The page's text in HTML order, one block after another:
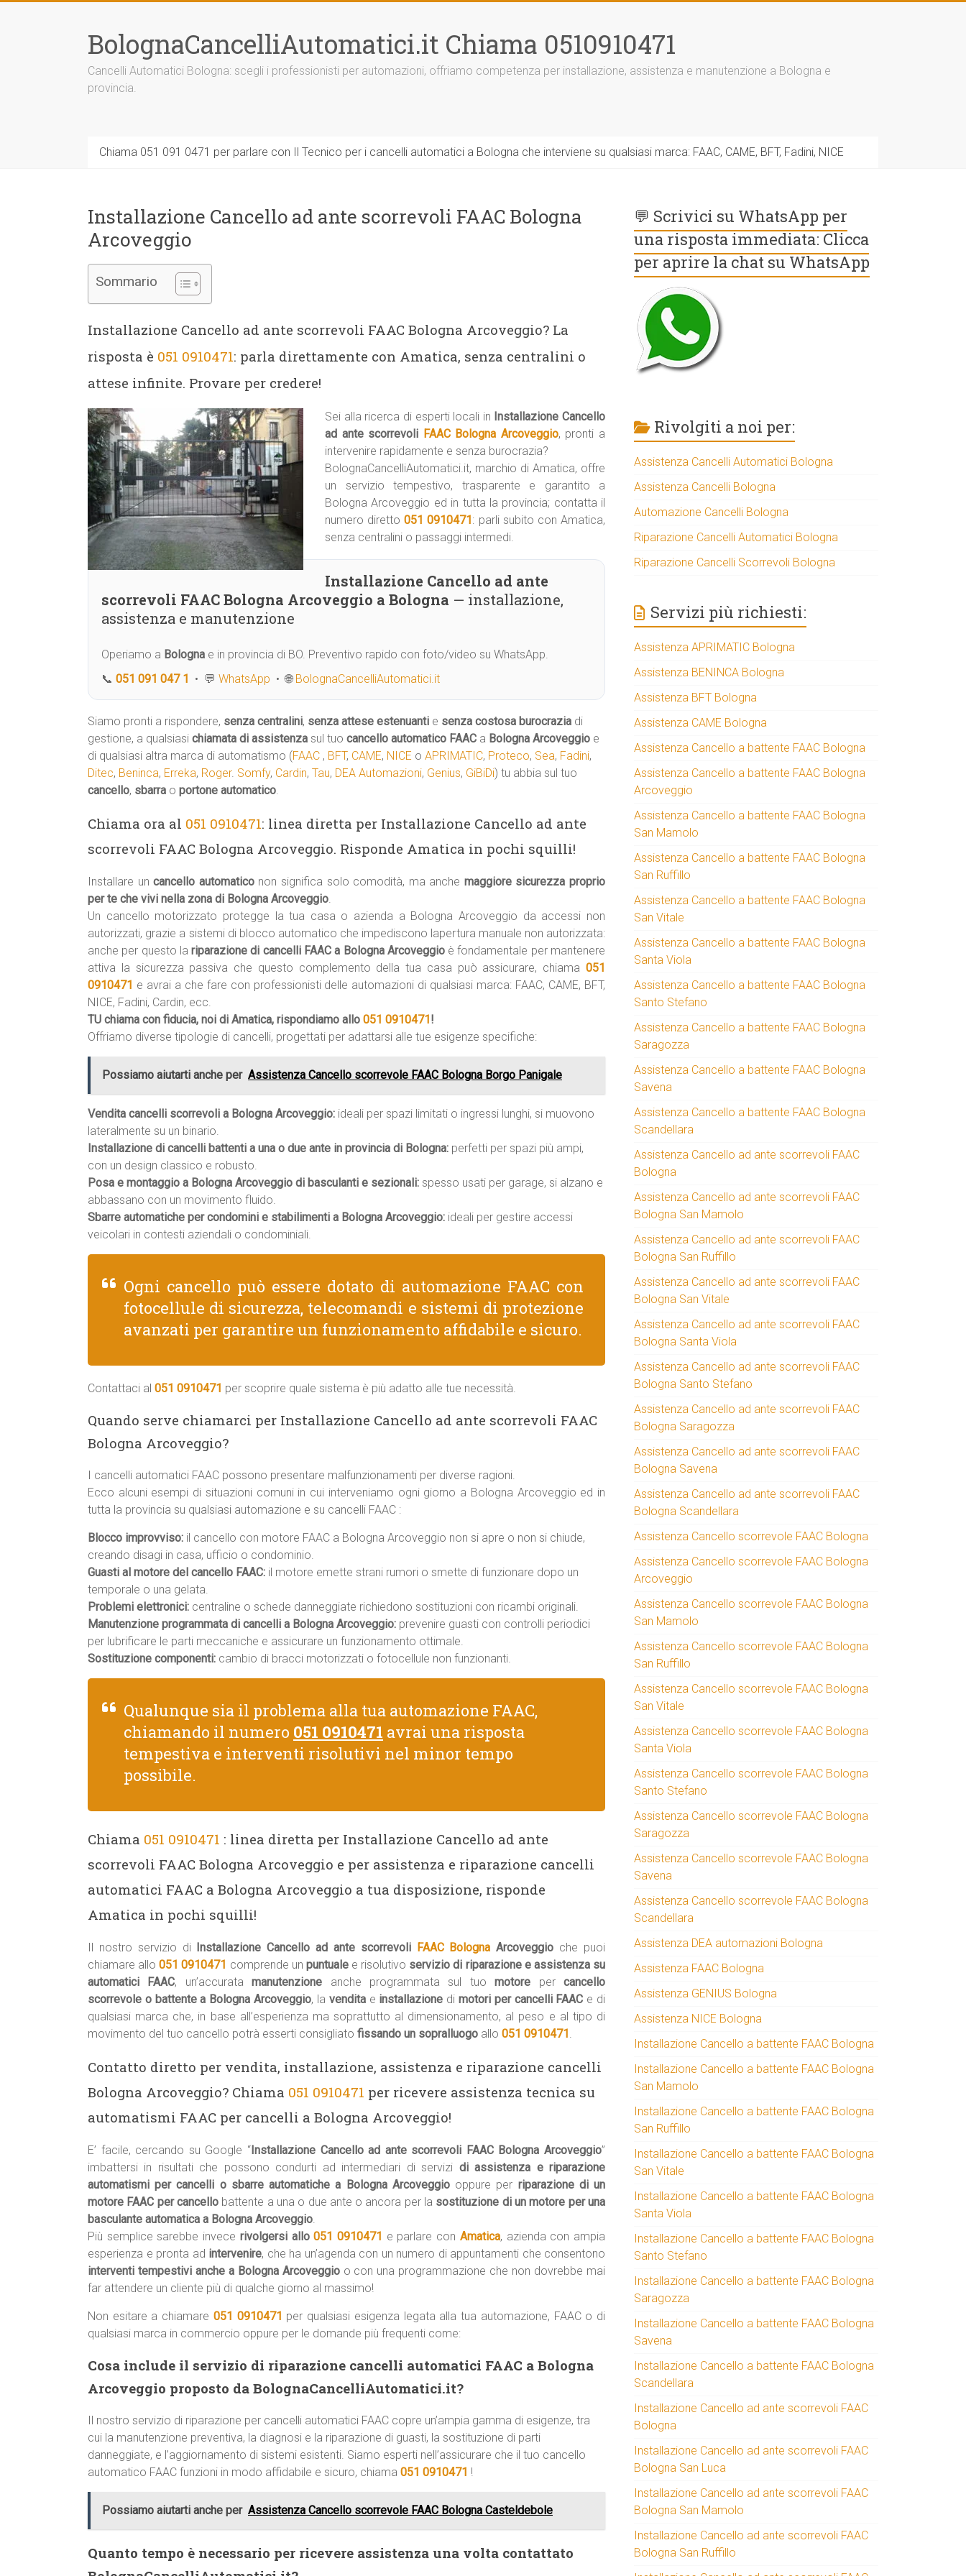
BolognaCancelliAutomatici.it Chiama 0510910471
Cancelli Automatici Bologna: scegli i professionisti per automazioni, offriamo competenza per installazione, assistenza e manutenzione a Bologna e
provincia.
Chiama 051 091 0471 per parlare con Il Tecnico per i cancelli automatici a Bologna che interviene su qualsiasi marca: FAAC, CAME, BFT, Fadini, NICE
Installazione Cancello ad ante scorrevoli FAAC Bologna
Arcoveggio
Sommario
Installazione Cancello ad ante scorrevoli FAAC Bologna Arcoveggio? La
risposta è 051 0910471: parla direttamente con Amatica, senza centralini o
attese infinite. Provare per credere!
Sei alla ricerca di esperti locali in Installazione Cancello
ad ante scorrevoli FAAC Bologna Arcoveggio, pronti a
intervenire rapidamente e senza burocrazia?
BolognaCancelliAutomatici.it, marchio di Amatica, offre
un servizio tempestivo, trasparente e garantito a
Bologna Arcoveggio ed in tutta la provincia; contatta il
numero diretto051 0910471: parli subito con Amatica,
senza centralini o passaggi intermedi.
Installazione Cancello ad ante
scorrevoli FAAC Bologna Arcoveggio a Bologna — installazione,
assistenza e manutenzione
Operiamo a Bologna e in provincia di BO. Preventivo rapido con foto/video su WhatsApp.
📞 051 091 047 1 • 💬 WhatsApp • 🌐 BolognaCancelliAutomatici.it
Siamo pronti a rispondere, senza centralini, senza attese estenuanti e senza costosa burocrazia di
gestione, a qualsiasi chiamata di assistenza sul tuo cancello automatico FAAC a Bologna Arcoveggio e
di qualsiasi altra marca di automatismo (FAAC , BFT, CAME, NICE o APRIMATIC, Proteco, Sea, Fadini,
Ditec, Beninca, Erreka, Roger. Somfy, Cardin, Tau, DEA Automazioni, Genius, GiBiDi) tu abbia sul tuo
cancello, sbarra o portone automatico.
Chiama ora al 051 0910471: linea diretta per Installazione Cancello ad ante
scorrevoli FAAC Bologna Arcoveggio. Risponde Amatica in pochi squilli!
Installare uncancello automaticonon significa solo comodità, ma anche maggiore sicurezza proprio
per te che vivi nella zona di Bologna Arcoveggio.
Un cancello motorizzato protegge la tua casa o azienda a Bologna Arcoveggio da accessi non
autorizzati, grazie a sistemi di blocco automatico che impediscono lapertura manuale non autorizzata:
anche per questo lariparazione di cancelli FAAC a Bologna Arcoveggioè fondamentale per mantenere
attiva la sicurezza passiva che questo complemento della tua casa può assicurare, chiama 051
0910471 e avrai a che fare con professionisti delle automazioni di qualsiasi marca: FAAC, CAME, BFT,
NICE, Fadini, Cardin, ecc.
TU chiama con fiducia, noi di Amatica, rispondiamo allo 051 0910471!
Offriamo diverse tipologie di cancelli, progettati per adattarsi alle tue esigenze specifiche:
Possiamo aiutarti anche per Assistenza Cancello scorrevole FAAC Bologna Borgo Panigale
Vendita cancelli scorrevoli a Bologna Arcoveggio: ideali per spazi limitati o ingressi lunghi, si muovono
lateralmente su un binario.
Installazione di cancelli battenti a una o due ante in provincia di Bologna: perfetti per spazi più ampi,
con un design classico e robusto.
Posa e montaggio a Bologna Arcoveggio di basculanti e sezionali: spesso usati per garage, si alzano e
abbassano con un movimento fluido.
Sbarre automatiche per condomini e stabilimenti a Bologna Arcoveggio: ideali per gestire accessi
veicolari in contesti aziendali o condominiali.
Ogni cancello può essere dotato di automazione FAAC con
fotocellule di sicurezza, telecomandi e sistemi di protezione
avanzati per garantire un funzionamento affidabile e sicuro.
Contattaci al 051 0910471 per scoprire quale sistema è più adatto alle tue necessità.
Quando serve chiamarci per Installazione Cancello ad ante scorrevoli FAAC
Bologna Arcoveggio?
I cancelli automatici FAAC possono presentare malfunzionamenti per diverse ragioni.
Ecco alcuni esempi di situazioni comuni in cui interveniamo ogni giorno a Bologna Arcoveggio ed in
tutta la provincia su qualsiasi automazione e su cancelli FAAC :
Blocco improvviso: il cancello con motore FAAC a Bologna Arcoveggio non si apre o non si chiude,
creando disagi in casa, ufficio o condominio.
Guasti al motore del cancello FAAC: il motore emette strani rumori o smette di funzionare dopo un
temporale o una gelata.
Problemi elettronici: centraline o schede danneggiate richiedono sostituzioni con ricambi originali.
Manutenzione programmata di cancelli a Bologna Arcoveggio: prevenire guasti con controlli periodici
per lubrificare le parti meccaniche e assicurare un funzionamento ottimale.
Sostituzione componenti: cambio di bracci motorizzati o fotocellule non funzionanti.
Qualunque sia il problema alla tua automazione FAAC,
chiamando il numero 051 0910471 avrai una risposta
tempestiva e interventi risolutivi nel minor tempo
possibile.
Chiama 051 0910471 : linea diretta per Installazione Cancello ad ante
scorrevoli FAAC Bologna Arcoveggio e per assistenza e riparazione cancelli
automatici FAAC a Bologna Arcoveggio a tua disposizione, risponde
Amatica in pochi squilli!
Il nostro servizio di Installazione Cancello ad ante scorrevoli FAAC Bologna Arcoveggio che puoi
chiamare allo051 0910471 comprende un puntualee risolutivo servizio di riparazione e assistenza su
automatici FAAC, un’accuratamanutenzione anche programmata sul tuomotore percancello
scorrevole o battente a Bologna Arcoveggio, la venditae installazione di motori per cancelli FAAC e di
qualsiasi marca che, in base all’esperienza ma soprattutto al dimensionamento, al peso e al tipo di
movimento del tuo cancello potrà esserti consigliato fissando un sopralluogo allo 051 0910471.
Contatto diretto per vendita, installazione, assistenza e riparazione cancelli
Bologna Arcoveggio? Chiama 051 0910471 per ricevere assistenza tecnica su
automatismi FAAC per cancelli a Bologna Arcoveggio!
E’ facile, cercando su Google “Installazione Cancello ad ante scorrevoli FAAC Bologna Arcoveggio”
imbattersi in risultati che possono condurti ad intermediari di servizi di assistenza e riparazione
automatismi per cancelli o sbarre automatiche a Bologna Arcoveggio oppure per riparazione di un
motore FAAC per cancellobattente a una o due ante o ancora per la sostituzione di un motore per una
basculante automatica a Bologna Arcoveggio.
Più semplice sarebbe invece rivolgersi allo051 0910471 e parlare con Amatica, azienda con ampia
esperienza e pronta ad intervenire, che ha un’agenda con un numero di appuntamenti che consentono
interventi tempestivi anche a Bologna Arcoveggio o con una programmazione che non dovrebbe mai
far attendere un cliente più di qualche giorno al massimo!
Non esitare a chiamare 051 0910471 per qualsiasi esigenza legata alla tua automazione, FAAC o di
qualsiasi marca in commercio oppure per le domande più frequenti come:
Cosa include il servizio di riparazione cancelli automatici FAAC a Bologna
Arcoveggio proposto da BolognaCancelliAutomatici.it?
Il nostro servizio di riparazione per cancelli automatici FAAC copre un’ampia gamma di esigenze, tra
cui la manutenzione preventiva, la diagnosi e la riparazione di guasti, la sostituzione di parti
danneggiate, e l’aggiornamento di sistemi esistenti. Siamo esperti nell’assicurare che il tuo cancello
automatico FAAC funzioni in modo affidabile e sicuro, chiama 051 0910471 !
Possiamo aiutarti anche per Assistenza Cancello scorrevole FAAC Bologna Casteldebole
Quanto tempo è necessario per ricevere assistenza una volta contattato
💬 Scrivici su WhatsApp per
una risposta immediata: Clicca
per aprire la chat su WhatsApp
Rivolgiti a noi per:
Assistenza Cancelli Automatici Bologna
Assistenza Cancelli Bologna
Automazione Cancelli Bologna
Riparazione Cancelli Automatici Bologna
Riparazione Cancelli Scorrevoli Bologna
Servizi più richiesti:
Assistenza APRIMATIC Bologna
Assistenza BENINCA Bologna
Assistenza BFT Bologna
Assistenza CAME Bologna
Assistenza Cancello a battente FAAC Bologna
Assistenza Cancello a battente FAAC Bologna
Arcoveggio
Assistenza Cancello a battente FAAC Bologna
San Mamolo
Assistenza Cancello a battente FAAC Bologna
San Ruffillo
Assistenza Cancello a battente FAAC Bologna
San Vitale
Assistenza Cancello a battente FAAC Bologna
Santa Viola
Assistenza Cancello a battente FAAC Bologna
Santo Stefano
Assistenza Cancello a battente FAAC Bologna
Saragozza
Assistenza Cancello a battente FAAC Bologna
Savena
Assistenza Cancello a battente FAAC Bologna
Scandellara
Assistenza Cancello ad ante scorrevoli FAAC
Bologna
Assistenza Cancello ad ante scorrevoli FAAC
Bologna San Mamolo
Assistenza Cancello ad ante scorrevoli FAAC
Bologna San Ruffillo
Assistenza Cancello ad ante scorrevoli FAAC
Bologna San Vitale
Assistenza Cancello ad ante scorrevoli FAAC
Bologna Santa Viola
Assistenza Cancello ad ante scorrevoli FAAC
Bologna Santo Stefano
Assistenza Cancello ad ante scorrevoli FAAC
Bologna Saragozza
Assistenza Cancello ad ante scorrevoli FAAC
Bologna Savena
Assistenza Cancello ad ante scorrevoli FAAC
Bologna Scandellara
Assistenza Cancello scorrevole FAAC Bologna
Assistenza Cancello scorrevole FAAC Bologna
Arcoveggio
Assistenza Cancello scorrevole FAAC Bologna
San Mamolo
Assistenza Cancello scorrevole FAAC Bologna
San Ruffillo
Assistenza Cancello scorrevole FAAC Bologna
San Vitale
Assistenza Cancello scorrevole FAAC Bologna
Santa Viola
Assistenza Cancello scorrevole FAAC Bologna
Santo Stefano
Assistenza Cancello scorrevole FAAC Bologna
Saragozza
Assistenza Cancello scorrevole FAAC Bologna
Savena
Assistenza Cancello scorrevole FAAC Bologna
Scandellara
Assistenza DEA automazioni Bologna
Assistenza FAAC Bologna
Assistenza GENIUS Bologna
Assistenza NICE Bologna
Installazione Cancello a battente FAAC Bologna
Installazione Cancello a battente FAAC Bologna
San Mamolo
Installazione Cancello a battente FAAC Bologna
San Ruffillo
Installazione Cancello a battente FAAC Bologna
San Vitale
Installazione Cancello a battente FAAC Bologna
Santa Viola
Installazione Cancello a battente FAAC Bologna
Santo Stefano
Installazione Cancello a battente FAAC Bologna
Saragozza
Installazione Cancello a battente FAAC Bologna
Savena
Installazione Cancello a battente FAAC Bologna
Scandellara
Installazione Cancello ad ante scorrevoli FAAC
Bologna
Installazione Cancello ad ante scorrevoli FAAC
Bologna San Luca
Installazione Cancello ad ante scorrevoli FAAC
Bologna San Mamolo
Installazione Cancello ad ante scorrevoli FAAC
Bologna San Ruffillo